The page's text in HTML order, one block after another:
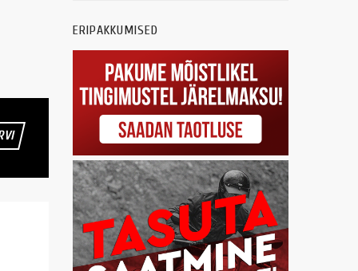
ERIPAKKUMISED